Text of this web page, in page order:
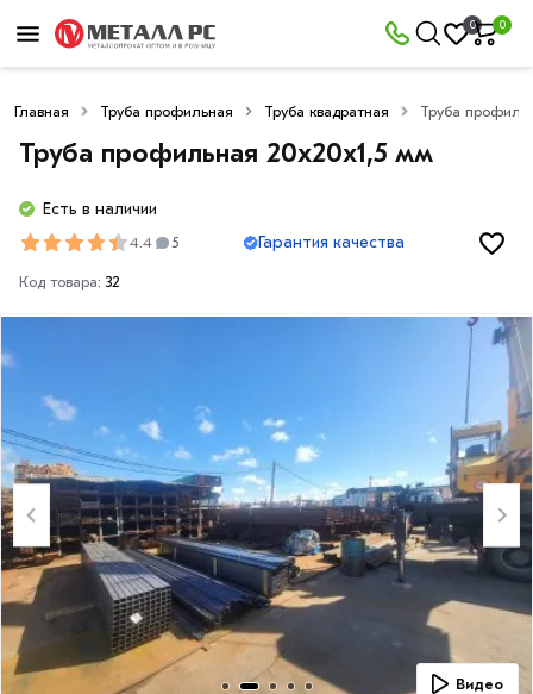
0 0
Главная Труба профильная Труба квадратная Труба
Труба профильная 20х20х1,5 мм
Есть в наличии
4.4 5 Гарантия качества
Код товара: 32
Видео